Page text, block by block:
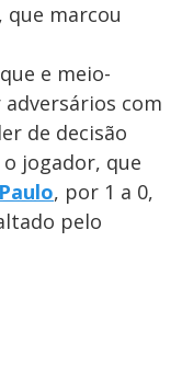
que marcou
e meio-
com
de decisão
jogador, que
, por 1 a 0,
pelo